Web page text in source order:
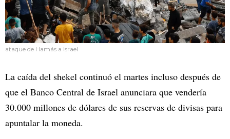
ataque de Hamás a Israel
La caída del shekel continuó el martes incluso después de
que el Banco Central de Israel anunciara que vendería
30.000 millones de dólares de sus reservas de divisas para
apuntalar la moneda.